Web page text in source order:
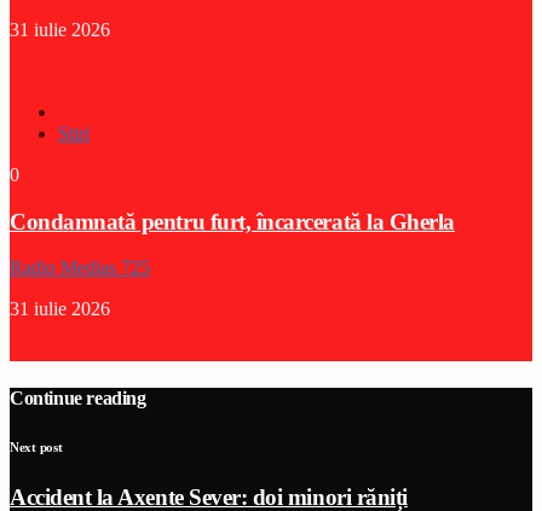
31 iulie 2026
Stiri
0
Condamnată pentru furt, încarcerată la Gherla
Radio Medias 725
31 iulie 2026
Continue reading
Next post
Accident la Axente Sever: doi minori răniți